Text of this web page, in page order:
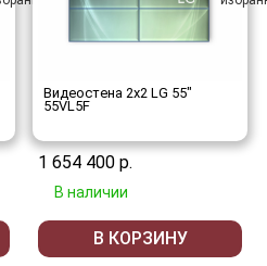
Видеостена 2x2 LG 55"
55VL5F
1 654 400 р.
В наличии
В КОРЗИНУ